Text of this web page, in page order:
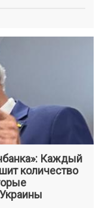
Каждый
количество